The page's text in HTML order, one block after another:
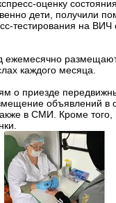
оценку
дети, получили
тестирования на
ежемесячно
каждого месяца.
о приезде
объявлений в
в СМИ. Кроме того,